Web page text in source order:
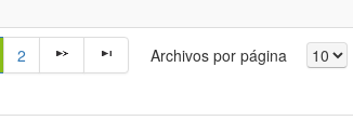
2 Archivos por página